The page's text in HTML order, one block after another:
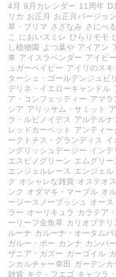
4月 9月カレンダー 11周年
リカ お正月 お正月バージョン
草・プリマ さざなみ さにべる
こ
においスミレ ひらりモモ
し植物園
よつ葉や アイアン
車 アイスラベンダー アイビ
ュガーベイビー アイリのスキ
ターシェ・ゴールデンジュビ
デリネ・イエローキャンドル
ア・コンフェッティー アマラ
シア アリッサム・サミット
ラ・ルビノイデス
アルテルナ
レッドカーペット
アンティー
ークトチス・グランディス
イ
ングリッシュデージー インテ
エスピノグリーン エムグリー
エンジェルレース
エンジェル
ク
オシャレな雑貨 オステオ
ンク
オダマキ・マーブル オ
ージースノーブッシュ
オース
ラー オーリキュラ カラテア
ーリーフ金魚草 カリオプテリ
ルーナ カルーナ・オータムパ
ガルー・ポー カンナ カンパ
ザニア・ガズー ガーゴイル
ンカルチャー幸田
ガーデンカ
雑貨 キク・フエゴ キャツラ